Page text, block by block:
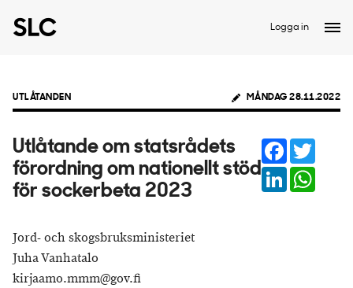
Logga in
UTLÅTANDEN MÅNDAG 28.11.2022
Utlåtande om statsrådets
förordning om nationellt stöd
för sockerbeta 2023
Facebook
LinkedIn
Jord- och skogsbruksministeriet
Juha Vanhatalo
kirjaamo.mmm@gov.fi